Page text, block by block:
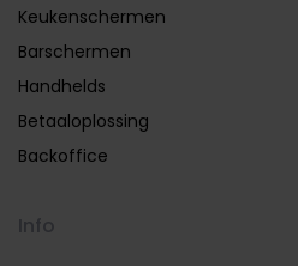
Keukenschermen
Barschermen
Handhelds
Betaaloplossing
Backoffice